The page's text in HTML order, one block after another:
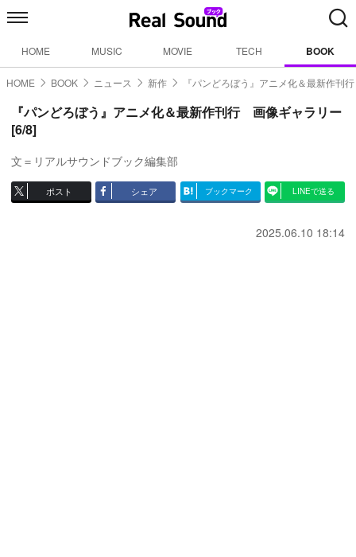
HOME MUSIC MOVIE TECH BOOK
HOME BOOK ニュース 新作 『パンどろぼう』アニメ化＆最新作刊行
『パンどろぼう』アニメ化＆最新作刊行 画像ギャラリー
[6/8]
文＝リアルサウンドブック編集部
ポスト シェア ブックマーク LINEで送る
2025.06.10 18:14